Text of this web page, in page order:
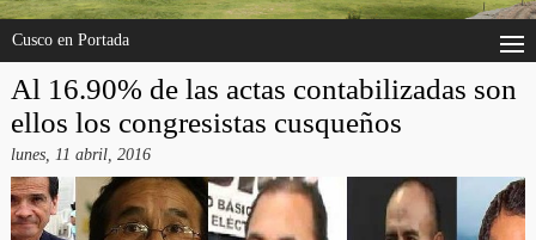
Cusco en Portada
Al 16.90% de las actas contabilizadas son
ellos los congresistas cusqueños
lunes, 11 abril, 2016